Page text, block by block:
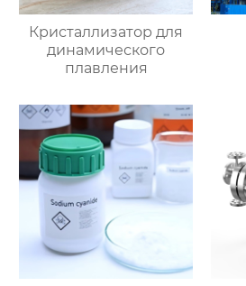
Кристаллизатор для
динамического
плавления